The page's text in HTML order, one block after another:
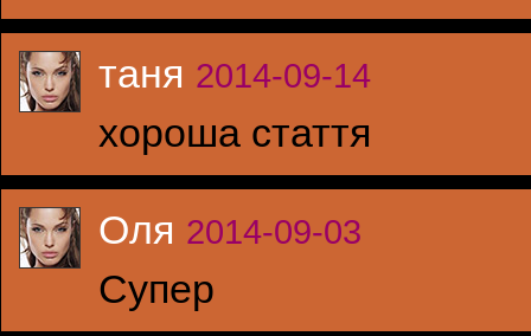
таня 2014-09-14
хороша стаття
Оля 2014-09-03
Супер